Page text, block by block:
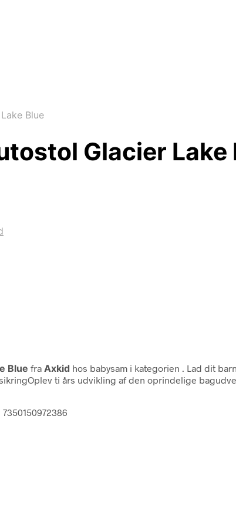
Blue
Glacier Lake
Blue fra Axkid hos babysam i kategorien
. Lad dit
ti års udvikling af den oprindelige